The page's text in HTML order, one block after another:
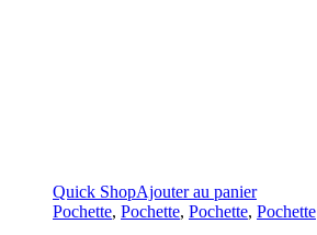
Quick ShopAjouter au panier
Pochette, Pochette, Pochette, Pochette